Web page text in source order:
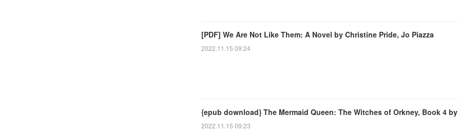
[PDF] We Are Not Like Them: A Novel by Christine Pride, Jo Piazza
2022.11.15 09:24
{epub download} The Mermaid Queen: The Witches of Orkney, Book 4 by
2022.11.15 09:23